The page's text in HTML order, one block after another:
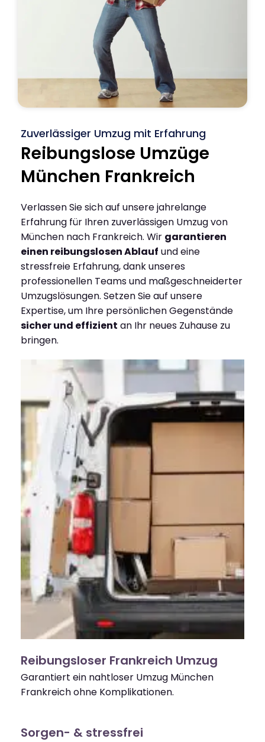
Zuverlässiger Umzug mit Erfahrung
Reibungslose Umzüge
München Frankreich
Verlassen Sie sich auf unsere jahrelange
Erfahrung für Ihren zuverlässigen Umzug von
München nach Frankreich. Wir garantieren
einen reibungslosen Ablauf und eine
stressfreie Erfahrung, dank unseres
professionellen Teams und maßgeschneiderter
Umzugslösungen. Setzen Sie auf unsere
Expertise, um Ihre persönlichen Gegenstände
sicher und effizient an Ihr neues Zuhause zu
bringen.
Reibungsloser Frankreich Umzug
Garantiert ein nahtloser Umzug München
Frankreich ohne Komplikationen.
Sorgen- & stressfrei